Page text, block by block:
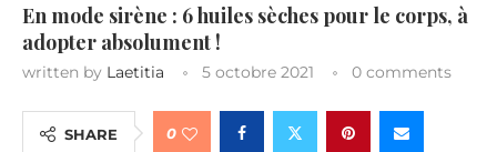
En mode sirène : 6 huiles sèches pour le corps, à
adopter absolument !
written by Laetitia 5 octobre 2021 0 comments
SHARE 0